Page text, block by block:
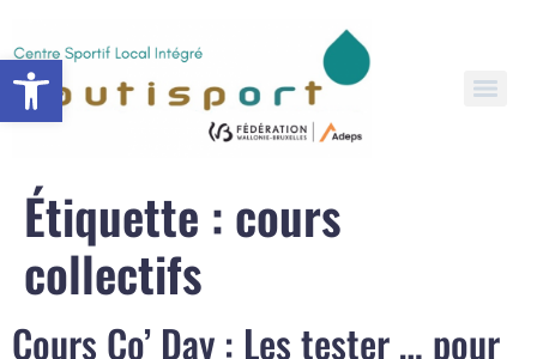
Open toolbar
Étiquette : cours
collectifs
Cours Co’ Day : Les tester … pour